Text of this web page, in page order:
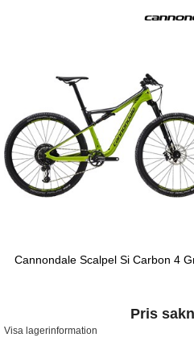
Cannondale Scalpel Si Carbon 4
Pris
Visa lagerinformation